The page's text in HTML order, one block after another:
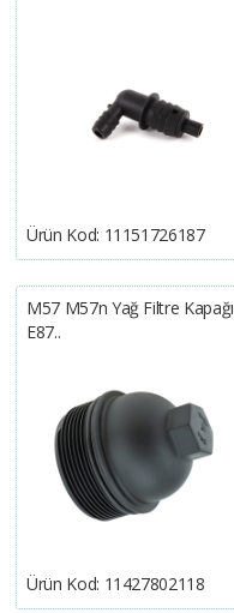
Ürün Kod: 11151726187
M57 M57n Yağ Filtre Kapağı
E87..
Ürün Kod: 11427802118